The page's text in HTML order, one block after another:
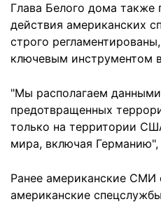
Глава Белого дома также
действия американских
строго
ключевым инструментом
"Мы располагаем
предотвращенных
только на территории
мира, включая Германию",
Ранее американские СМИ
американские